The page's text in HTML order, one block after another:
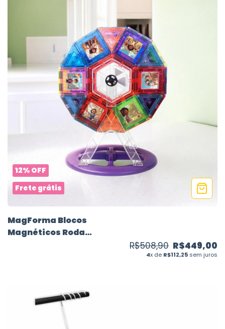
12% OFF
Frete grátis
MagForma Blocos
Magnéticos Roda
R$508,90 R$449,00
4x de R$112,25 sem juros